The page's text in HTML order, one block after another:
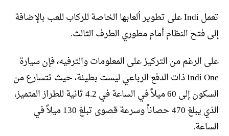
تعمل Indi على تطوير ألعابها الخاصة للركاب للعب بالإضافة
إلى فتح النظام أمام مطوري الطرف الثالث.
على الرغم من التركيز على المعلومات والترفيه، فإن سيارة
Indi One ذات الدفع الرباعي ليست بطيئة، حيث تتسارع من
السكون إلى 60 ميلاً في الساعة في 4.2 ثانية للطراز المتميز،
الذي يبلغ 470 حصاناً وسرعة قصوى تبلغ 130 ميلاً في
الساعة.